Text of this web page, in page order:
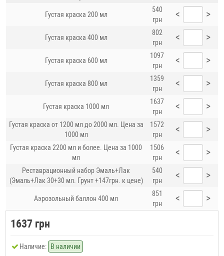
Густая краска 200 мл
540
грн
< >
Густая краска 400 мл
802
грн
< >
Густая краска 600 мл
1097
грн
< >
Густая краска 800 мл
1359
грн
< >
Густая краска 1000 мл
1637
грн
< >
Густая краска от 1200 мл до 2000 мл. Цена за
1000 мл
1572
грн
< >
Густая краска 2200 мл и более. Цена за 1000
мл
1506
грн
< >
Реставрационный набор Эмаль+Лак
(Эмаль+Лак 30+30 мл. Грунт +147грн. к цене)
540
грн
< >
Аэрозольный баллон 400 мл
851
грн
< >
1637 грн
Наличие: В наличии